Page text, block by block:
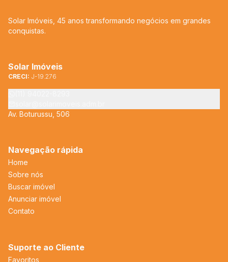
Solar Imóveis, 45 anos transformando negócios em grandes
conquistas.
Solar Imóveis
CRECI: J-19.276
Av. Boturussu, 506
Navegação rápida
Home
Sobre nós
Buscar imóvel
Anunciar imóvel
Contato
Suporte ao Cliente
Favoritos